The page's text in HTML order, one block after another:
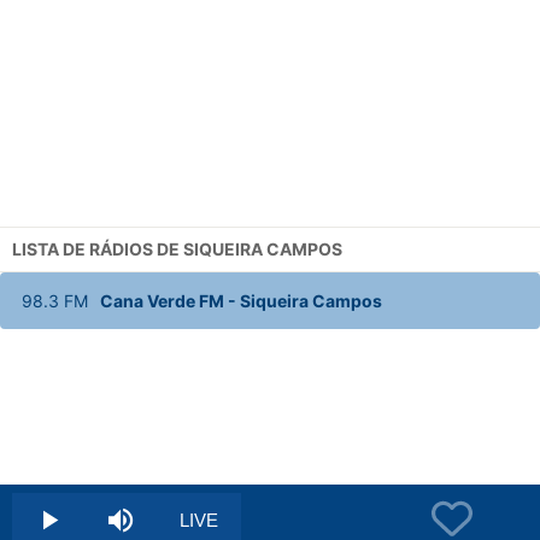
LISTA DE RÁDIOS DE SIQUEIRA CAMPOS
98.3 FM Cana Verde FM - Siqueira Campos
Play Mute Stream
LIVE